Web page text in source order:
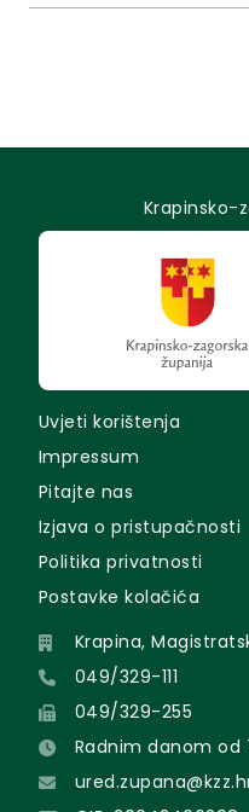
Krapinsko-
Uvjeti korištenja
Impressum
Pitajte nas
Izjava o pristupačnosti
Politika privatnosti
Postavke kolačića
Krapina,
049/329-111
049/329-255
Radnim danom od